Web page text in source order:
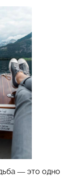
— это одно